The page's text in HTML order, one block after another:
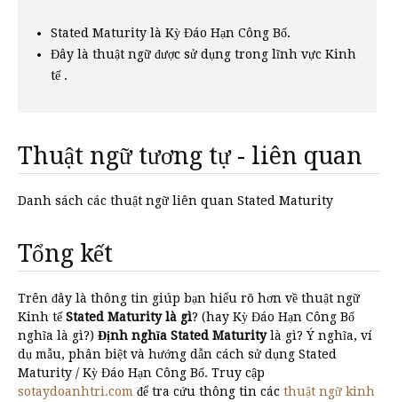
Stated Maturity là Kỳ Đáo Hạn Công Bố.
Đây là thuật ngữ được sử dụng trong lĩnh vực Kinh
tế .
Thuật ngữ tương tự - liên quan
Danh sách các thuật ngữ liên quan Stated Maturity
Tổng kết
Trên đây là thông tin giúp bạn hiểu rõ hơn về thuật ngữ
Kinh tếStated Maturity là gì? (hay Kỳ Đáo Hạn Công Bố
nghĩa là gì?) Định nghĩa Stated Maturitylà gì? Ý nghĩa, ví
dụ mẫu, phân biệt và hướng dẫn cách sử dụng Stated
Maturity / Kỳ Đáo Hạn Công Bố. Truy cập
sotaydoanhtri.com để tra cứu thông tin các thuật ngữ kinh